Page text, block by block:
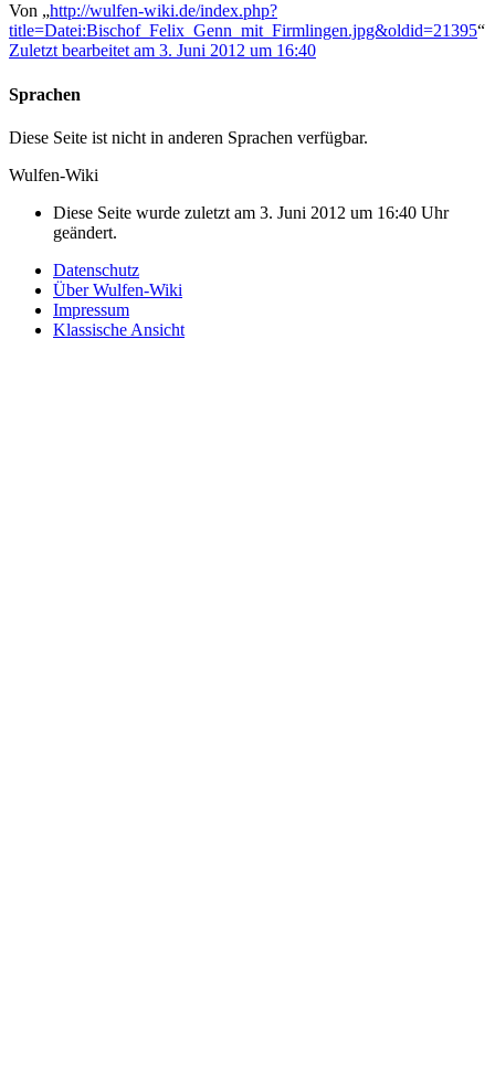
Von „http://wulfen-wiki.de/index.php?
title=Datei:Bischof_Felix_Genn_mit_Firmlingen.jpg&oldid=21395“
Zuletzt bearbeitet am 3. Juni 2012 um 16:40
Sprachen
Diese Seite ist nicht in anderen Sprachen verfügbar.
Wulfen-Wiki
Diese Seite wurde zuletzt am 3. Juni 2012 um 16:40 Uhr
geändert.
Datenschutz
Über Wulfen-Wiki
Impressum
Klassische Ansicht